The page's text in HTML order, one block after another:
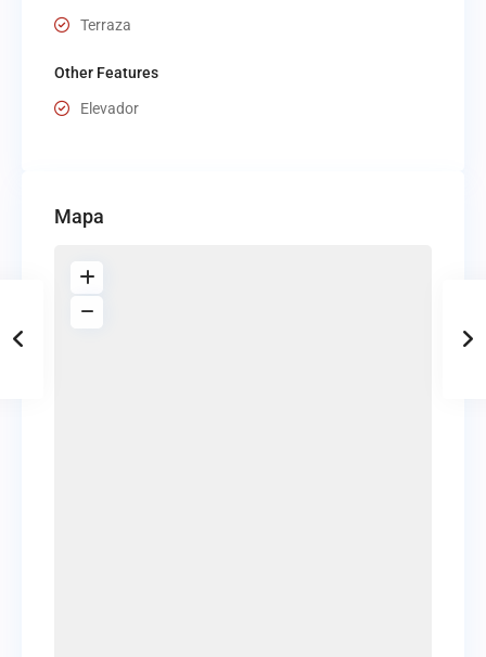
Terraza
Other Features
Elevador
Mapa